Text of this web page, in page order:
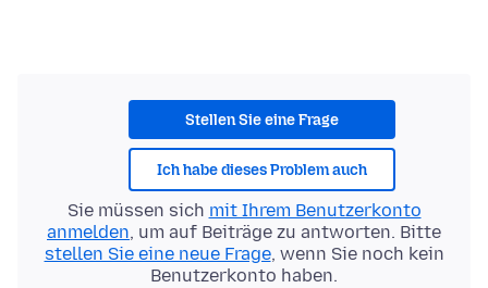
Stellen Sie eine Frage
Ich habe dieses Problem auch
Sie müssen sich mit Ihrem Benutzerkonto
anmelden, um auf Beiträge zu antworten. Bitte
stellen Sie eine neue Frage, wenn Sie noch kein
Benutzerkonto haben.